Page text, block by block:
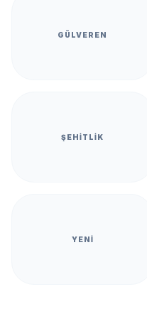
GÜLVEREN
ŞEHITLIK
YENI